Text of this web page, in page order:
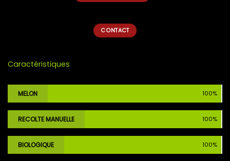
CONTACT
Caractéristiques
MELON 100%
RECOLTE MANUELLE 100%
BIOLOGIQUE 100%